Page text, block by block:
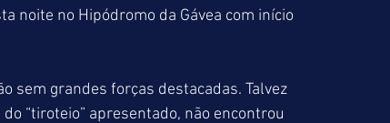
noite no Hipódromo da Gávea com início
sem grandes forças destacadas. Talvez
“tiroteio” apresentado, não encontrou